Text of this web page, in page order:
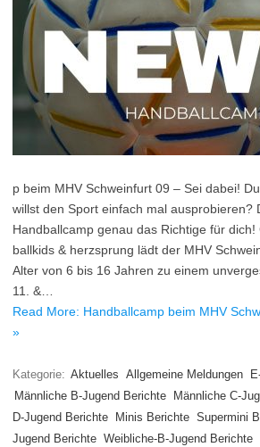
p beim MHV Schweinfurt 09 – Sei dabei!
willst den Sport einfach mal ausprobieren?
Handballcamp genau das Richtige für
ballkids & herzsprung lädt der MHV
Alter von 6 bis 16 Jahren zu einem
11. &…
Read More: Handballcamp beim MHV
»
Kategorie: Aktuelles Allgemeine Meldungen
Männliche B-Jugend Berichte
Männliche C-
D-Jugend Berichte
Minis Berichte Supermini
Jugend Berichte Weibliche-B-Jugend Berichte